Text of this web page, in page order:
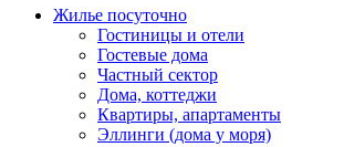
Жилье посуточно
Гостиницы и отели
Гостевые дома
Частный сектор
Дома, коттеджи
Квартиры, апартаменты
Эллинги (дома у моря)